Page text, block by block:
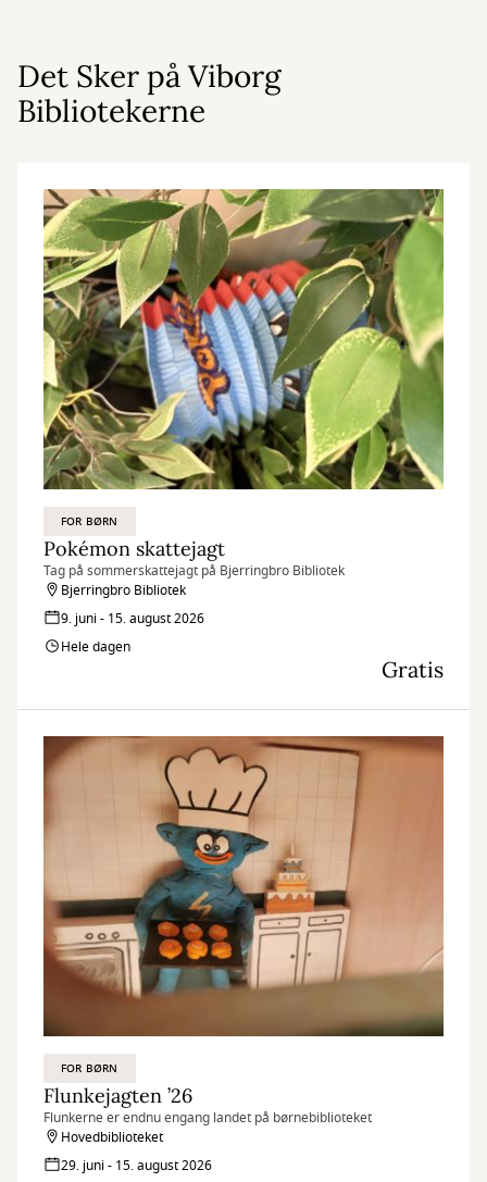
Det Sker på Viborg
Bibliotekerne
FOR BØRN
Pokémon skattejagt
Tag på sommerskattejagt på Bjerringbro Bibliotek
Bjerringbro Bibliotek
9. juni - 15. august 2026
Hele dagen
Gratis
FOR BØRN
Flunkejagten ’26
Flunkerne er endnu engang landet på børnebiblioteket
Hovedbiblioteket
29. juni - 15. august 2026